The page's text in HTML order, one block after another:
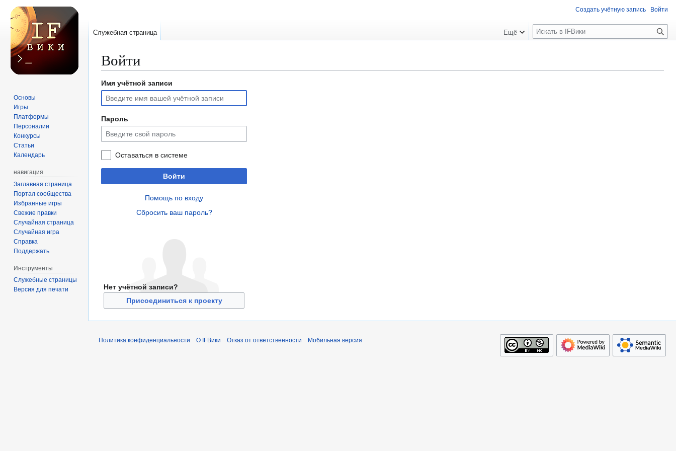
Войти
Перейти
навигации
Перейти
поиску
Имя учётной записи
Пароль
Оставаться в системе
Войти
Помощь по входу
Сбросить ваш пароль?
Нет учётной записи?
Присоединиться к проекту
Создать учётную запись Войти
Служебная страница Ещё
П
о
к
Основы
Игры
Платформы
Персоналии
Конкурсы
Статьи
Календарь
навигация
Заглавная страница
Портал сообщества
Избранные игры
Свежие правки
Случайная страница
Случайная игра
Справка
Поддержать
Инструменты
Служебные страницы
Версия для печати
Политика конфиденциальности О IFВики Отказ от ответственности Мобильная версия